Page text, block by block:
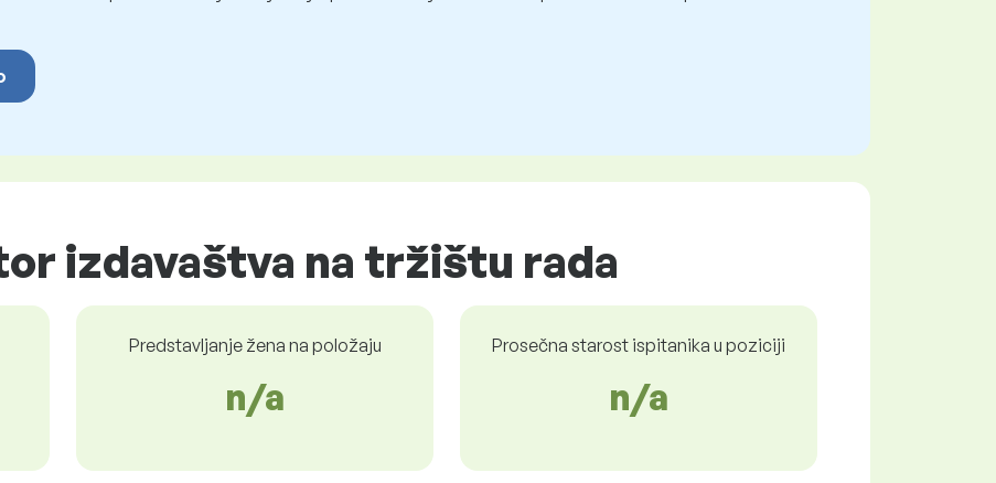
izdavaštva na tržištu rada
Predstavljanje žena na položaju
n/a
Prosečna starost ispitanika u poziciji
n/a